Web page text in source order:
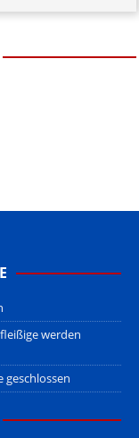
werden
geschlossen